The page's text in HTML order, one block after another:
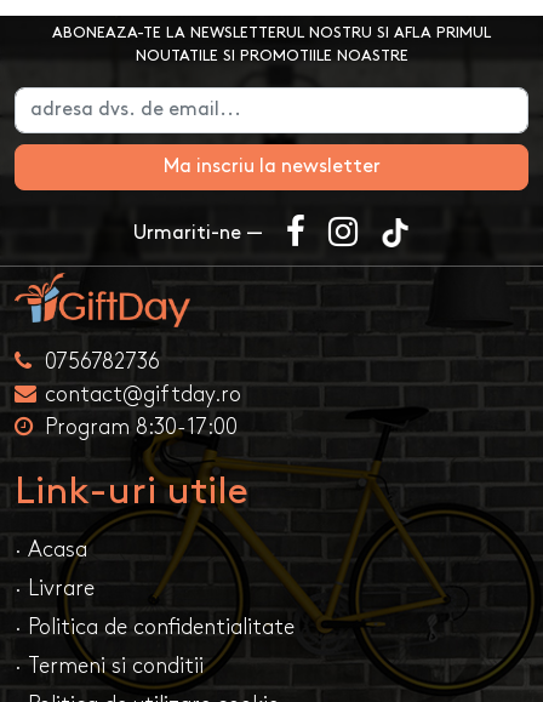
ABONEAZA-TE LA NEWSLETTERUL NOSTRU SI AFLA PRIMUL
NOUTATILE SI PROMOTIILE NOASTRE
Ma inscriu la newsletter
Urmariti-ne —
0756782736
contact@giftday.ro
Program 8:30-17:00
Link-uri utile
· Acasa
· Livrare
· Politica de confidentialitate
· Termeni si conditii